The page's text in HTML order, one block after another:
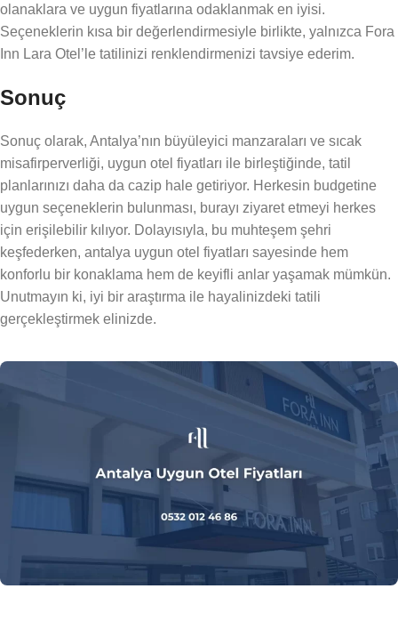
olanaklara ve uygun fiyatlarına odaklanmak en iyisi.
Seçeneklerin kısa bir değerlendirmesiyle birlikte, yalnızca Fora
Inn Lara Otel’le tatilinizi renklendirmenizi tavsiye ederim.
Sonuç
Sonuç olarak, Antalya’nın büyüleyici manzaraları ve sıcak
misafirperverliği, uygun otel fiyatları ile birleştiğinde, tatil
planlarınızı daha da cazip hale getiriyor. Herkesin budgetine
uygun seçeneklerin bulunması, burayı ziyaret etmeyi herkes
için erişilebilir kılıyor. Dolayısıyla, bu muhteşem şehri
keşfederken, antalya uygun otel fiyatları sayesinde hem
konforlu bir konaklama hem de keyifli anlar yaşamak mümkün.
Unutmayın ki, iyi bir araştırma ile hayalinizdeki tatili
gerçekleştirmek elinizde.